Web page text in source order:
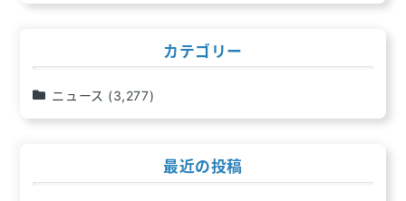
ョ
カテゴリー
ニュース (3,277)
最近の投稿